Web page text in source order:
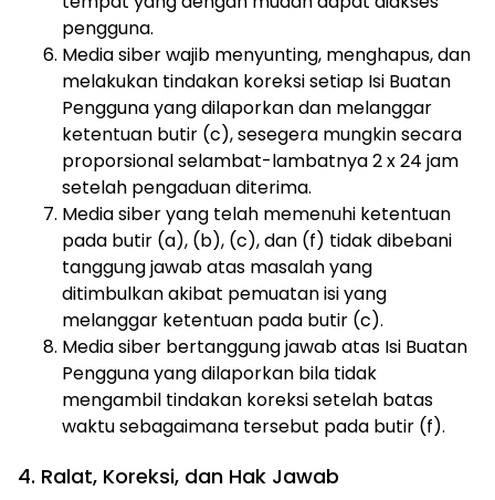
pengguna.
Media siber wajib menyunting, menghapus, dan
melakukan tindakan koreksi setiap Isi Buatan
Pengguna yang dilaporkan dan melanggar
ketentuan butir (c), sesegera mungkin secara
proporsional selambat-lambatnya 2 x 24 jam
setelah pengaduan diterima.
Media siber yang telah memenuhi ketentuan
pada butir (a), (b), (c), dan (f) tidak dibebani
tanggung jawab atas masalah yang
ditimbulkan akibat pemuatan isi yang
melanggar ketentuan pada butir (c).
Media siber bertanggung jawab atas Isi Buatan
Pengguna yang dilaporkan bila tidak
mengambil tindakan koreksi setelah batas
waktu sebagaimana tersebut pada butir (f).
4. Ralat, Koreksi, dan Hak Jawab